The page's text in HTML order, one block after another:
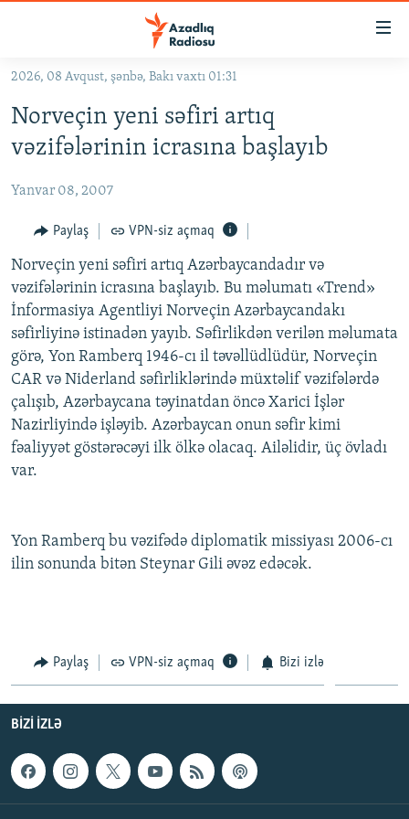
Əsas
qayıt
Əsas
qayıt
#ƏSLINDƏ
FƏRQƏ BAX
QANUNI DOĞRU
ARAŞDIRMA
MULTIMEDIA
VIDEO
FOTOQALEREYA
İNFOQRAFIKA
KARIKATURA
RADIO ARXIV
OXU ZALI
AZƏRBAYCAN ƏDƏBIYYATI KITABXANASI
İSLAM VƏ DEMOKRATIYA
HAQQIMIZDA
MISSIYAMIZ
PEŞƏ ETIKASI VƏ JURNALISTIKA STANDARTLARIMIZ
BIZIMLƏ ƏLAQƏ
BIZI IZLƏ
2026, 08 Avqust, şənbə, Bakı vaxtı 01:31
Norveçin yeni səfiri artıq
vəzifələrinin icrasına başlayıb
Yanvar 08, 2007
Paylaş VPN-siz açmaq
Norveçin yeni səfiri artıq Azərbaycandadır və
vəzifələrinin icrasına başlayıb. Bu məlumatı «Trend»
İnformasiya Agentliyi Norveçin Azərbaycandakı
səfirliyinə istinadən yayıb. Səfirlikdən verilən məlumata
görə, Yon Ramberq 1946-cı il təvəllüdlüdür, Norveçin
CAR və Niderland səfirliklərində müxtəlif vəzifələrdə
çalışıb, Azərbaycana təyinatdan öncə Xarici İşlər
Nazirliyində işləyib. Azərbaycan onun səfir kimi
fəaliyyət göstərəcəyi ilk ölkə olacaq. Ailəlidir, üç övladı
var.
Yon Ramberq bu vəzifədə diplomatik missiyası 2006-cı
ilin sonunda bitən Steynar Gili əvəz edəcək.
Paylaş VPN-siz açmaq Bizi izlə
BIZI IZLƏ